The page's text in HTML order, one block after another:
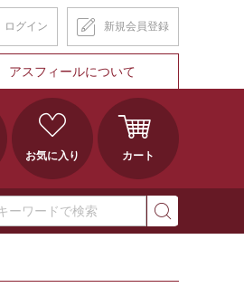
ログイン 新規会員登録
アスフィールについて
お気に入り カート